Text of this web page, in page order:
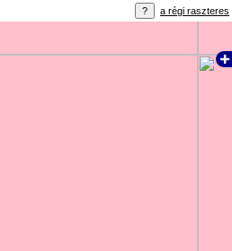
a régi raszteres